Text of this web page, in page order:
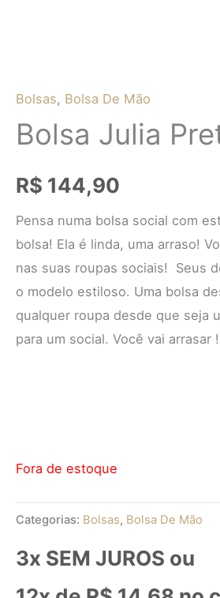
Bolsas, Bolsa De Mão
Bolsa Julia
R$ 144,90
Pensa numa bolsa social com
bolsa! Ela é linda, uma arraso!
nas suas roupas sociais! Seus
o modelo estiloso. Uma bolsa
qualquer roupa desde que seja
para um social. Você vai arrasar
Fora de estoque
Categorias: Bolsas, Bolsa De Mão
3x SEM JUROS ou